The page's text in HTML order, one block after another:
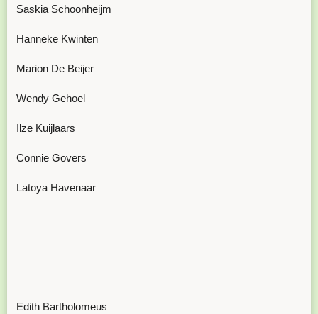
Saskia Schoonheijm
Hanneke Kwinten
Marion De Beijer
Wendy Gehoel
Ilze Kuijlaars
Connie Govers
Latoya Havenaar
Edith Bartholomeus